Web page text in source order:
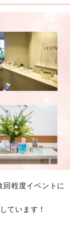
程度イベントに
ています！